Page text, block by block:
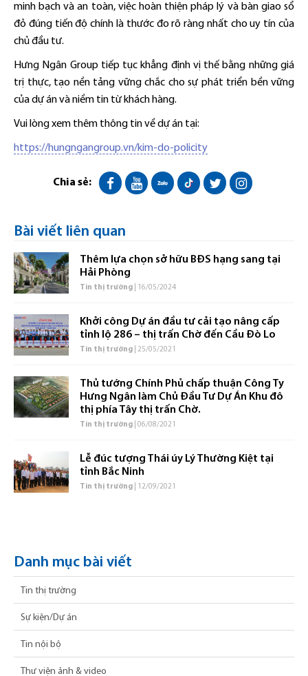
minh bạch và an toàn, việc hoàn thiện pháp lý và bàn giao sổ
đỏ đúng tiến độ chính là thước đo rõ ràng nhất cho uy tín của
chủ đầu tư.
Hưng Ngân Group tiếp tục khẳng định vị thế bằng những giá
trị thực, tạo nền tảng vững chắc cho sự phát triển bền vững
của dự án và niềm tin từ khách hàng.
Vui lòng xem thêm thông tin về dự án tại:
https://hungngangroup.vn/kim-do-policity
Chia sẻ:
Bài viết liên quan
Thêm lựa chọn sở hữu BĐS hạng sang tại
Hải Phòng
Tin thị trường | 16/05/2024
Khởi công Dự án đầu tư cải tạo nâng cấp
tỉnh lộ 286 – thị trấn Chờ đến Cầu Đò Lo
Tin thị trường | 25/05/2021
Thủ tướng Chính Phủ chấp thuận Công Ty
Hưng Ngân làm Chủ Đầu Tư Dự Án Khu đô
thị phía Tây thị trấn Chờ.
Tin thị trường | 06/08/2021
Lễ đúc tượng Thái úy Lý Thường Kiệt tại
tỉnh Bắc Ninh
Tin thị trường | 12/09/2021
Danh mục bài viết
Tin thị trường
Sự kiện/Dự án
Tin nội bộ
Thư viện ảnh & video